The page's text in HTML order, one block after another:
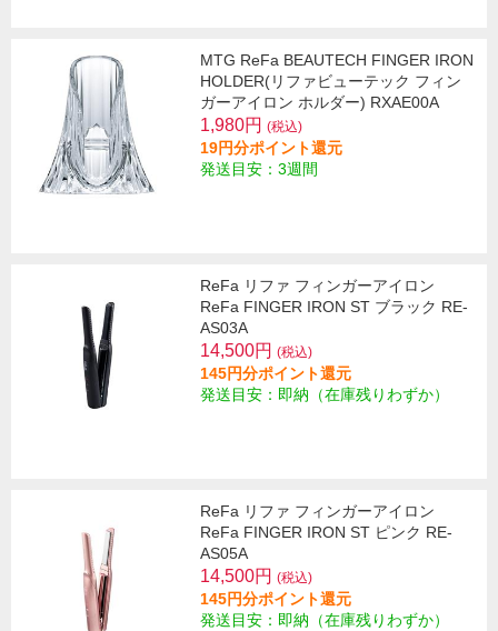
MTG ReFa BEAUTECH FINGER IRON
HOLDER(リファビューテック フィン
ガーアイロン ホルダー) RXAE00A
1,980円 (税込)
19円分ポイント還元
発送目安：3週間
ReFa リファ フィンガーアイロン
ReFa FINGER IRON ST ブラック RE-
AS03A
14,500円 (税込)
145円分ポイント還元
発送目安：即納（在庫残りわずか）
ReFa リファ フィンガーアイロン
ReFa FINGER IRON ST ピンク RE-
AS05A
14,500円 (税込)
145円分ポイント還元
発送目安：即納（在庫残りわずか）